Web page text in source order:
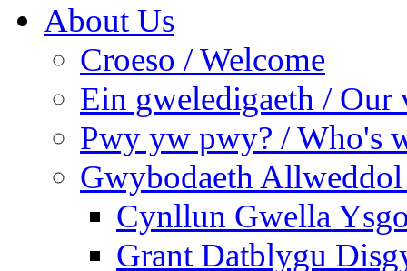
About Us
Croeso / Welcome
Ein gweledigaeth / Our
Pwy yw pwy? / Who's
Gwybodaeth
Cynllun Gwella
Grant Datblygu